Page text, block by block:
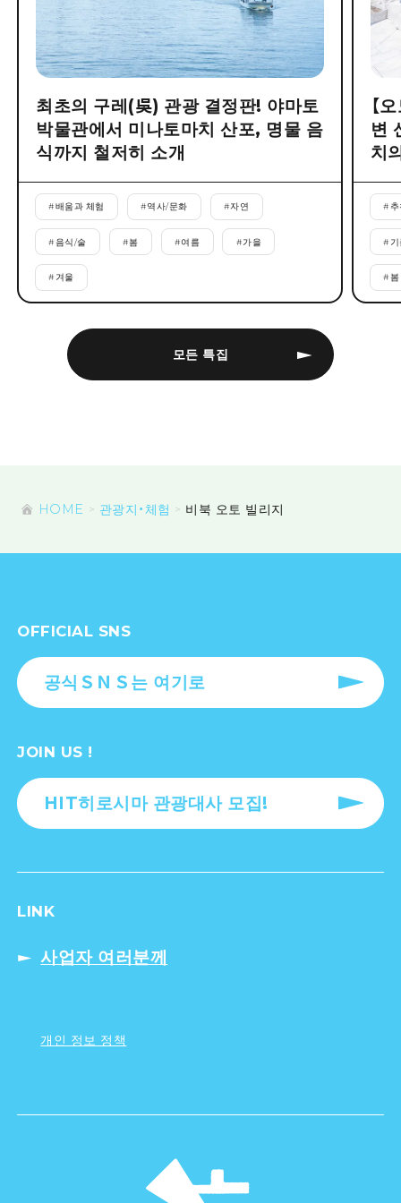
모든 특집
최초의 구레(吳) 관광 결정판! 야마토
박물관에서 미나토마치 산포, 명물 음
식까지 철저히 소개
#배움과 체험 #역사/문화 #자연
#음식/술 #봄 #여름 #가을
# 겨울
【
변
치
#
#
#봄
HOME 관광지・체험 비북 오토 빌리지
OFFICIAL SNS
공식ＳＮＳ는 여기로
JOIN US !
HIT히로시마 관광대사 모집!
LINK
사업자 여러분께
개인 정보 정책